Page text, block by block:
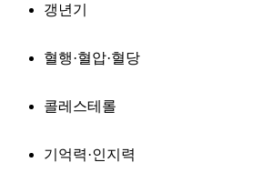
갱년기
혈행·혈압·혈당
콜레스테롤
기억력·인지력